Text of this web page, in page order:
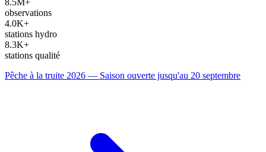
observations
4.0K+
stations hydro
8.3K+
stations qualité
Pêche à la truite 2026 — Saison ouverte jusqu'au 20 septembre